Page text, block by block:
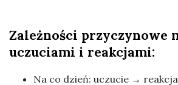
Zależności przyczynowe
uczuciami i reakcjami:
Na co dzień: uczucie →